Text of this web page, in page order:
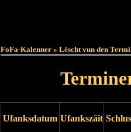
FoFa-Kalenner » Lëscht vun den
Ufanksdatum Ufankszäit